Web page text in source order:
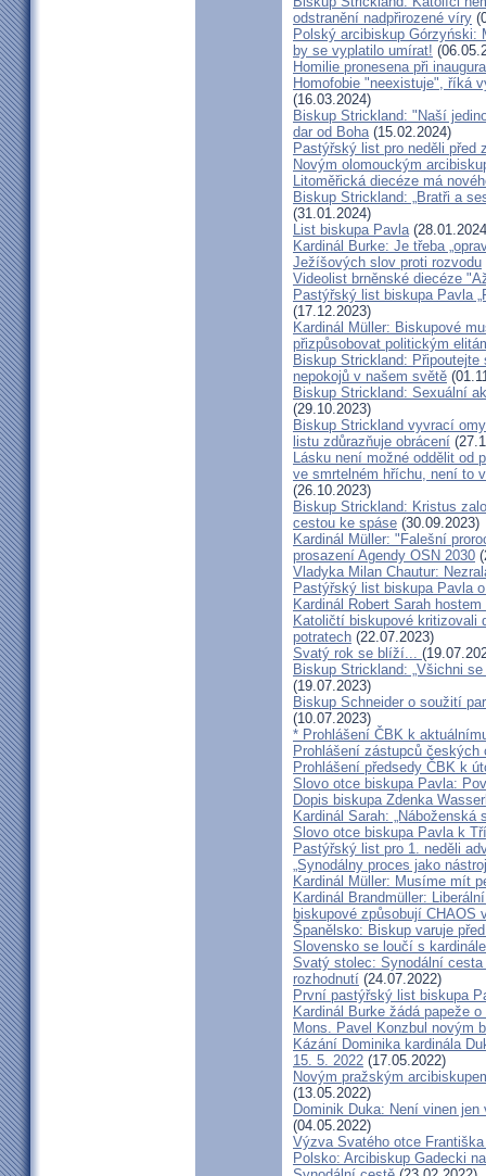
odstranění nadpřirozené víry
Polský arcibiskup Górzyński:
by se vyplatilo umírat!
Homilie pronesena při
Homofobie "neexistuje", říká
(16.03.2024)
Biskup Strickland: "Naší
dar od Boha(15.02.2024)
Pastýřský list pro neděli před
Novým olomouckým
Litoměřická diecéze má
Biskup Strickland: „Bratři a
(31.01.2024)
List biskupa Pavla
Kardinál Burke: Je třeba
Ježíšových slov proti rozvodu
Videolist brněnské diecéze
Pastýřský list biskupa Pavla
(17.12.2023)
Kardinál Müller: Biskupové
přizpůsobovat politickým
Biskup Strickland:
nepokojů v našem světě
Biskup Strickland: Sexuální
(29.10.2023)
Biskup Strickland vyvrací
listu zdůrazňuje obrácení
Lásku není možné oddělit od
ve smrtelném hříchu, není to
(26.10.2023)
Biskup Strickland: Kristus
cestou ke spáse (30.09.2023)
Kardinál Müller: "Falešní
prosazení Agendy OSN 2030
Vladyka Milan Chautur:
Pastýřský list biskupa Pavla
Kardinál Robert Sarah
Katoličtí biskupové kritizovali
potratech (22.07.2023)
Svatý rok se blíží...
Biskup Strickland: „Všichni
(19.07.2023)
Biskup Schneider o soužití
(10.07.2023)
* Prohlášení ČBK k
Prohlášení zástupců
Prohlášení předsedy ČBK k
Slovo otce biskupa Pavla:
Dopis biskupa Zdenka
Kardinál Sarah: „Náboženská
Slovo otce biskupa Pavla k
Pastýřský list pro 1. neděli
„Synodálny proces jako
Kardinál Müller: Musíme mít
Kardinál Brandmüller:
biskupové způsobují CHAOS
Španělsko: Biskup varuje
Slovensko se loučí s
Svatý stolec: Synodální
rozhodnutí (24.07.2022)
První pastýřský list biskupa
Kardinál Burke žádá papeže
Mons. Pavel Konzbul novým
Kázání Dominika kardinála
15. 5. 2022 (17.05.2022)
Novým pražským
(13.05.2022)
Dominik Duka: Není vinen
(04.05.2022)
Výzva Svatého otce
Polsko: Arcibiskup Gadecki